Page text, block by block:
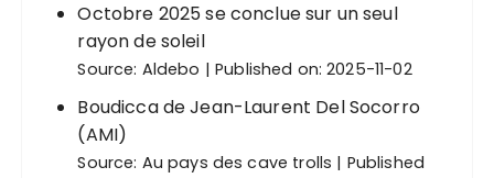
Octobre 2025 se conclue sur un seul
rayon de soleil
Source: Aldebo Published on: 2025-11-02
Boudicca de Jean-Laurent Del Socorro
(AMI)
Source: Au pays des cave trolls
Published